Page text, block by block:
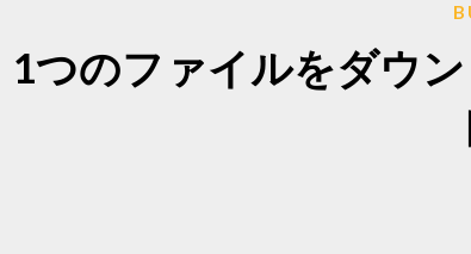
1つのファイルをダウ